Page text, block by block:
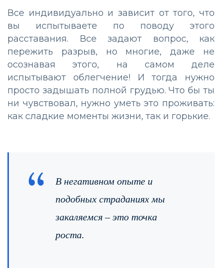
Все индивидуально и зависит от того, что
вы испытываете по поводу этого
расставания. Все задают вопрос, как
пережить разрыв, но многие, даже не
осознавая этого, на самом деле
испытывают облегчение! И тогда нужно
просто задышать полной грудью. Что бы ты
ни чувствовал, нужно уметь это проживать:
как сладкие моменты жизни, так и горькие.
В негативном опыте и
подобных страданиях мы
закаляемся – это точка
роста.